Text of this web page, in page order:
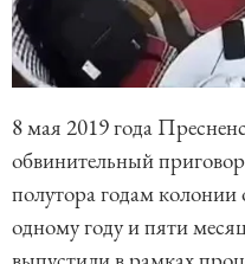
8 мая 2019 года
обвинительный
полутора годам
одному году и пяти